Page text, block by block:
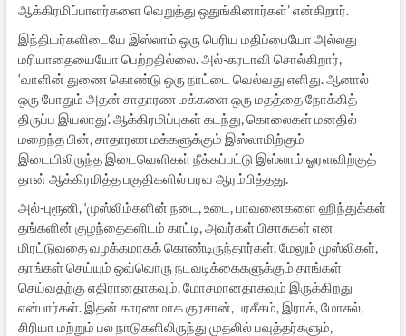
ஆக்கிரமிப்பாளர்களை வெறுத்து ஒதுங்கினார்கள்’ என்கிறார்.
இந்தியர்களிடையே இஸ்லாம் ஒரு பெரிய மதிப்பையோ அல்லது
மரியாதையையோ பெற்றதில்லை. அல்-கரடாவி சொல்கிறார்,
‘வாளின் துணை கொண்டு ஒரு நாட்டை வெல்வது எளிது. ஆனால்
ஒரு போதும் அதன் சாதாரண மக்களை ஒரு மதத்தை நோக்கித்
திருப்ப இயலாது’. ஆக்கிரமிப்புகள் கடந்து, கொலைகள் மனதில்
மறைந்த பின், சாதாரண மக்களுக்கும் இஸ்லாமிற்கும்
இடையிலிருந்த இடைவெளிகள் நீக்கப்பட்டு இஸ்லாம் ஓரளவிற்குத்
தான் ஆக்கிரமித்த பகுதிகளில் பரவ ஆரம்பித்தது.
அல்-புரூனி, ‘முஸ்லிம்களின் நடை, உடை, பாவனைகளை ஹிந்துக்கள்
தங்களின் குழந்தைகளிடம் காட்டி, அவர்கள் பிசாசுகள் என
மிரட்டுவதை வழக்கமாகக் கொண்டிருந்தார்கள். மேலும் முஸ்லிகள்,
தாங்கள் செய்யும் ஒவ்வொரு நடவடிக்கைகளுக்கும் தாங்கள்
செய்வதற்கு எதிரானதாகவும், மோசமானதாகவும் இருக்கிறது
என்பார்கள். இதன் காரணமாக குரசான், பரசீகம், இராக், மோசுல்,
சிரியா மற்றும் பல நாடுகளிலிருந்து முதலில் பவுத்தர்களும்,